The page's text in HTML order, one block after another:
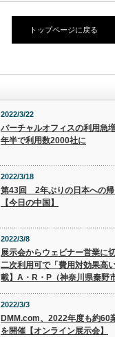
トップページに戻る
2022/3/22
バーチャルオフィスの利用急
年半で利用数2000社に
2022/3/18
第43回 2年ぶりの日本への
【今日の中国】
2022/3/8
展示会からウェビナー営業に
二次利用可で「費用対効果高
載】A・R・P（神奈川県秦野市
2022/3/3
DMM.com、2022年度も約60
を開催【オンライン展示会】